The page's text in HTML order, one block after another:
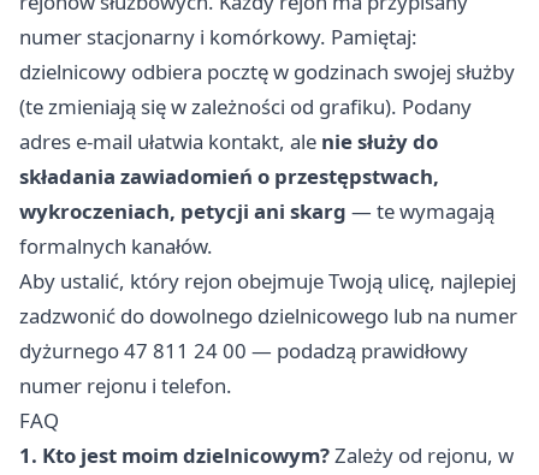
numer stacjonarny i komórkowy. Pamiętaj:
dzielnicowy odbiera pocztę w godzinach swojej służby
(te zmieniają się w zależności od grafiku). Podany
adres e-mail ułatwia kontakt, ale nie służy do
składania zawiadomień o przestępstwach,
wykroczeniach, petycji ani skarg — te wymagają
formalnych kanałów.
Aby ustalić, który rejon obejmuje Twoją ulicę, najlepiej
zadzwonić do dowolnego dzielnicowego lub na numer
dyżurnego 47 811 24 00 — podadzą prawidłowy
numer rejonu i telefon.
FAQ
1. Kto jest moim dzielnicowym?Zależy od rejonu, w